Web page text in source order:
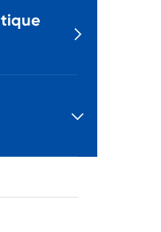

